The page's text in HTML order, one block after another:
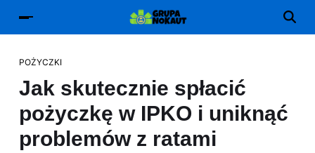
POŻYCZKI
Jak skutecznie spłacić
pożyczkę w IPKO i uniknąć
problemów z ratami